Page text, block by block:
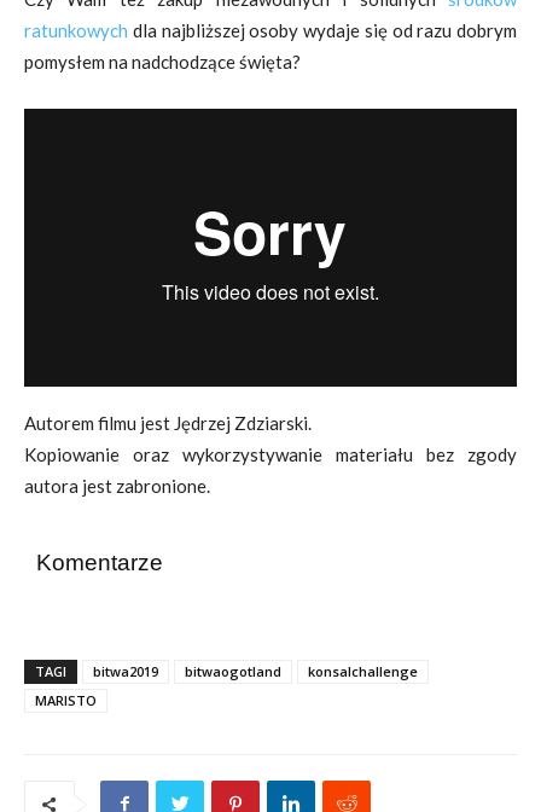
ratunkowych dla najbliższej osoby wydaje się od razu dobrym
pomysłem na nadchodzące święta?
Autorem filmu jest Jędrzej Zdziarski.
Kopiowanie oraz wykorzystywanie materiału bez zgody
autora jest zabronione.
Komentarze
TAGI bitwa2019 bitwaogotland
konsalchallenge
MARISTO